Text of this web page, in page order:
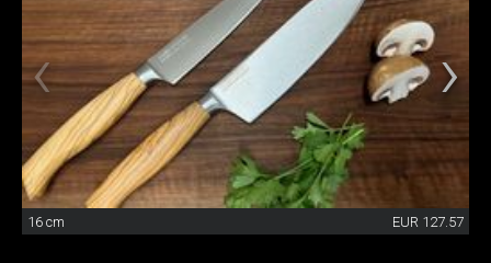
16 cm EUR 127.57